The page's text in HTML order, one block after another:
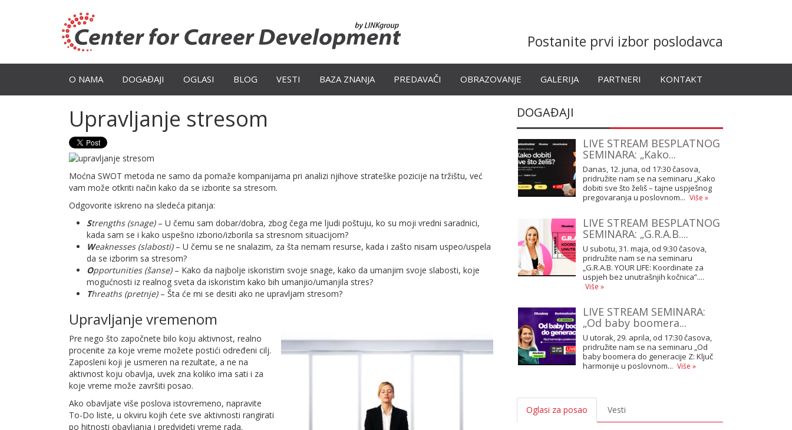
Postanite prvi izbor poslodavca
O NAMA DOGAĐAJI OGLASI BLOG VESTI BAZA ZNANJA PREDAVAČI OBRAZOVANJE GALERIJA PARTNERI KONTAKT
Upravljanje stresom
Moćna SWOT metoda ne samo da pomaže kompanijama pri analizi njihove strateške pozicije na tržištu, već
vam može otkriti način kako da se izborite sa stresom.
Odgovorite iskreno na sledeća pitanja:
Strengths (snage)– U čemu sam dobar/dobra, zbog čega me ljudi poštuju, ko su moji vredni saradnici,
kada sam se i kako uspešno izborio/izborila sa stresnom situacijom?
Weaknesses (slabosti)– U čemu se ne snalazim, za šta nemam resurse, kada i zašto nisam uspeo/uspela
da se izborim sa stresom?
Opportunities (šanse)– Kako da najbolje iskoristim svoje snage, kako da umanjim svoje slabosti, koje
mogućnosti iz realnog sveta da iskoristim kako bih umanjio/umanjila stres?
Threaths (pretnje)– Šta će mi se desiti ako ne upravljam stresom?
Upravljanje vremenom
Pre nego što započnete bilo koju aktivnost, realno
procenite za koje vreme možete postići određeni cilj.
Zaposleni koji je usmeren na rezultate, a ne na
aktivnost koju obavlja, uvek zna koliko ima sati i za
koje vreme može završiti posao.
Ako obavljate više poslova istovremeno, napravite
To-Do liste, u okviru kojih ćete sve aktivnosti rangirati
po hitnosti obavljanja i predvideti vreme rada.
DOGAĐAJI
LIVE STREAM BESPLATNOG
SEMINARA: „Kako...
Danas, 12. juna, od 17:30 časova,
pridružite nam se na seminaru „Kako
dobiti sve što želiš – tajne uspješnog
pregovaranja u poslovnom... Više »
LIVE STREAM BESPLATNOG
SEMINARA: „G.R.A.B....
U subotu, 31. maja, od 9:30 časova,
pridružite nam se na seminaru
„G.R.A.B. YOUR LIFE: Koordinate za
uspjeh bez unutrašnjih kočnica”....
Više »
LIVE STREAM SEMINARA:
„Od baby boomera...
U utorak, 29. aprila, od 17:30 časova,
pridružite nam se na seminaru „Od
baby boomera do generacije Z: Ključ
harmonije u poslovnom... Više »
Oglasi za posao Vesti